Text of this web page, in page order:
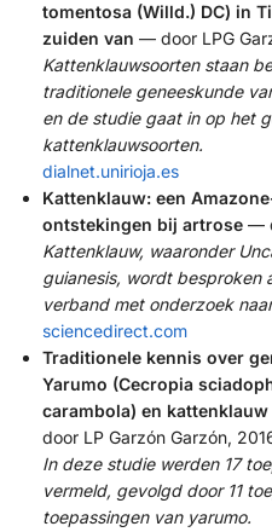
tomentosa (Willd.) DC) in
zuiden van — door LPG
Kattenklauwsoorten staan
traditionele geneeskunde
en de studie gaat in op het
kattenklauwsoorten.
dialnet.unirioja.es
Kattenklauw: een
ontstekingen bij artrose —
Kattenklauw, waaronder
guianesis, wordt besproken
verband met onderzoek
sciencedirect.com
Traditionele kennis over
Yarumo (Cecropia
carambola) en
door LP Garzón Garzón,
In deze studie werden 17
vermeld, gevolgd door 11
toepassingen van yarumo.